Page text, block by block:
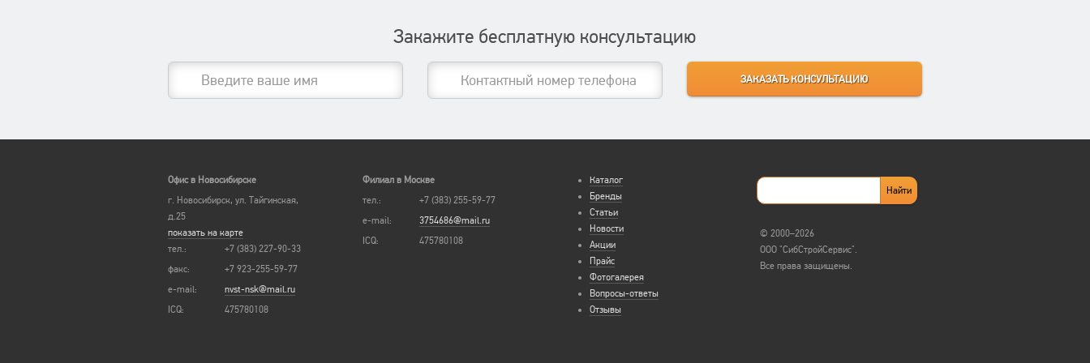
Закажите бесплатную консультацию
Офис в Новосибирске
г. Новосибирск, ул. Тайгинская,
д.25
показать на карте
тел.:
+7 (383) 227-90-33
факс:
+7 923-255-59-77
e-mail:
nvst-nsk@mail.ru
ICQ:
475780108
Филиал в Москве
тел.:
+7 (383) 255-59-77
e-mail:
3754686@mail.ru
ICQ:
475780108
Каталог
Бренды
Статьи
Новости
Акции
Прайс
Фотогалерея
Вопросы-ответы
Отзывы
© 2000–2026
ООО "СибСтройСервис".
Все права защищены.